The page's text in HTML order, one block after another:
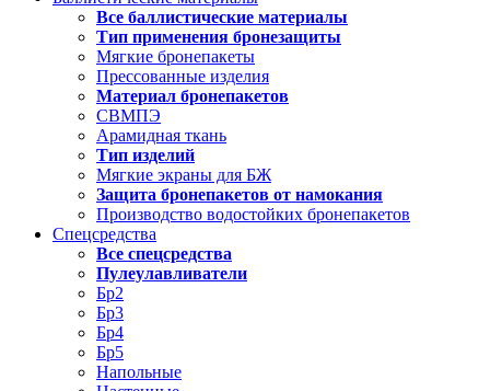
Все баллистические материалы
Тип применения бронезащиты
Мягкие бронепакеты
Прессованные изделия
Материал бронепакетов
СВМПЭ
Арамидная ткань
Тип изделий
Мягкие экраны для БЖ
Защита бронепакетов от намокания
Производство водостойких бронепакетов
Спецсредства
Все спецсредства
Пулеулавливатели
Бр2
Бр3
Бр4
Бр5
Напольные